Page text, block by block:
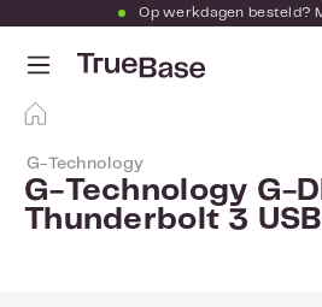
Ga naar de hoofdinhoud
Op werkdagen besteld?
G-Technology
G-Technology G-
Thunderbolt 3